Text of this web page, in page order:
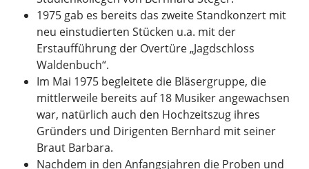
1975 gab es bereits das zweite Standkonzert mit
neu einstudierten Stücken u.a. mit der
Erstaufführung der Overtüre „Jagdschloss
Waldenbuch“.
Im Mai 1975 begleitete die Bläsergruppe, die
mittlerweile bereits auf 18 Musiker angewachsen
war, natürlich auch den Hochzeitszug ihres
Gründers und Dirigenten Bernhard mit seiner
Braut Barbara.
Nachdem in den Anfangsjahren die Proben und